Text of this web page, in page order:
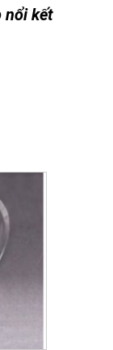
nổi kết